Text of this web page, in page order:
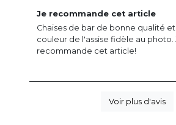
Je recommande cet article
Chaises de bar de bonne qualité
couleur de l'assise fidèle au photo.
recommande cet article!
Voir plus d'avis